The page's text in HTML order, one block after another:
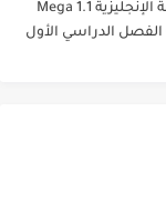
أول ثانوي | شرح قواعد اللغة الإنجليزية 1.1 Mega